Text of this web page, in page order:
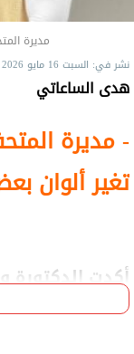
مديرة
نشر في: السبت 16 مايو 2026 - 12:19 م
هدى الساعاتي
- مديرة
تغير ألوان
أكدت الدكتورة
اليوناني
والتطوير